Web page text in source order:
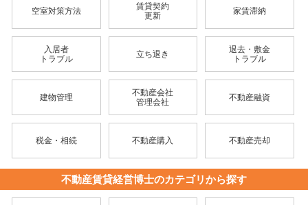
空室対策方法
賃貸契約
更新
家賃滞納
入居者
トラブル
立ち退き
退去・敷金
トラブル
建物管理
不動産会社
管理会社
不動産融資
税金・相続 不動産購入 不動産売却
不動産賃貸経営博士のカテゴリから探す